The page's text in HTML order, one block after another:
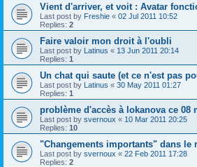
Vient d'arriver, et voit : Avatar
Last post by Freshie « 02 Jul 2011 10:52
Replies: 2
Faire valoir mon droit à l'oubli
Last post by Latinus « 13 Jun 2011 20:14
Replies: 1
Un chat qui saute (et ce n'est pas
Last post by Latinus « 30 May 2011 01:27
Replies: 1
problème d'accès à lokanova ce 08
Last post by svernoux « 10 Mar 2011 20:25
Replies: 10
"Changements importants" dans le
Last post by svernoux « 22 Feb 2011 17:28
Replies: 2